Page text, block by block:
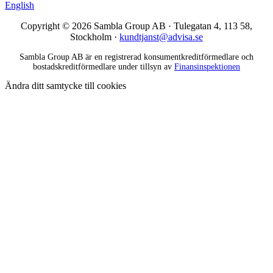
English
Copyright © 2026 Sambla Group AB · Tulegatan 4, 113 58,
Stockholm · kundtjanst@advisa.se
Sambla Group AB är en registrerad konsumentkreditförmedlare och
bostadskreditförmedlare under tillsyn av Finansinspektionen
Ändra ditt samtycke till cookies